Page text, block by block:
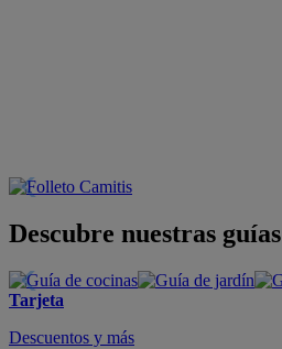
Descubre nuestras guías
Tarjeta
Descuentos y más